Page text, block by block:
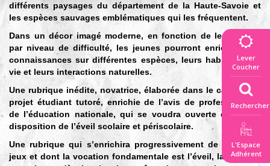
▼
Vivre la nature
ensemble
▼
Connaitre
la règlementation
▼
Répertoire
des actes officiels
Découvrir la faune
Lever
Coucher
Rechercher
L'Espace
Adhérent
différents paysages du département de la Haute-Savoie et
les espèces sauvages emblématiques qui les fréquentent.
Dans un décor imagé moderne, en fonction de leur âge et
par niveau de difficulté, les jeunes pourront enrichir leurs
connaissances sur différentes espèces, leurs habitudes de
vie et leurs interactions naturelles.
Une rubrique inédite, novatrice, élaborée dans le cadre d’un
projet étudiant tutoré, enrichie de l’avis de professionnels
de l’éducation nationale, qui se voudra ouverte et outil à
disposition de l’éveil scolaire et périscolaire.
Une rubrique qui s’enrichira progressivement de plusieurs
jeux et dont la vocation fondamentale est l’éveil, la prise de